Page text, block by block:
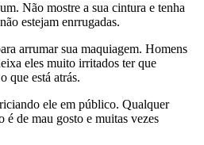
Não mostre a sua cintura e tenha
estejam enrrugadas.
arrumar sua maquiagem. Homens
eles muito irritados ter que
que está atrás.
ele em público. Qualquer
é de mau gosto e muitas vezes